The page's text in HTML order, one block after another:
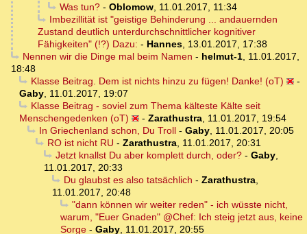
Was tun?- Oblomow, 11.01.2017, 11:34
Imbezillität ist "geistige Behinderung ... andauernden
Zustand deutlich unterdurchschnittlicher kognitiver
Fähigkeiten" (!?) Dazu: - Hannes, 13.01.2017, 17:38
Nennen wir die Dinge mal beim Namen - helmut-1, 11.01.2017,
18:48
Klasse Beitrag. Dem ist nichts hinzu zu fügen! Danke! (oT)
-
Gaby, 11.01.2017, 19:07
Klasse Beitrag - soviel zum Thema kälteste Kälte seit
Menschengedenken (oT)
- Zarathustra, 11.01.2017, 19:54
In Griechenland schon, Du Troll- Gaby, 11.01.2017, 20:05
RO ist nicht RU - Zarathustra, 11.01.2017, 20:31
Jetzt knallst Du aber komplett durch, oder?- Gaby,
11.01.2017, 20:33
Du glaubst es also tatsächlich - Zarathustra,
11.01.2017, 20:48
"dann können wir weiter reden" - ich wüsste nicht,
warum, "Euer Gnaden" @Chef: Ich steig jetzt aus, keine
Sorge - Gaby, 11.01.2017, 20:55